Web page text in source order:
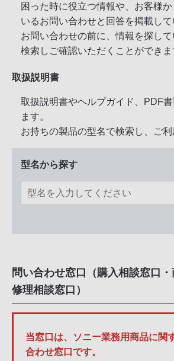
困った時に役立つ情報や、お客様
いるお問い合わせと回答を掲載して
お問い合わせの前に、情報を探し
検索しご確認いただくことができま
取扱説明書
取扱説明書やヘルプガイド、PDF
ます。
お持ちの製品の型名で検索し、ご利
型名から探す
問い合わせ窓口（購入相談窓口・
修理相談窓口）
当窓口は、ソニー業務用商品に関
合わせ窓口です。